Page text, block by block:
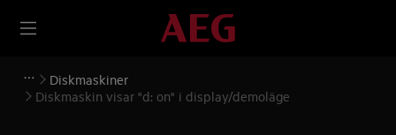
Diskmaskiner
Diskmaskin visar "d: on" i display/demoläge